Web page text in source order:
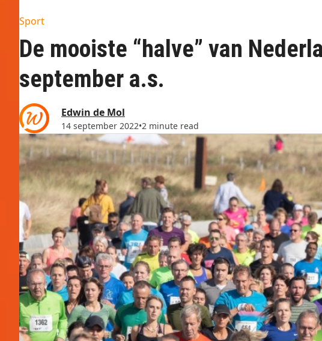
Sport
De mooiste “halve” van
september a.s.
Edwin de Mol
14 september 2022•2 minute read